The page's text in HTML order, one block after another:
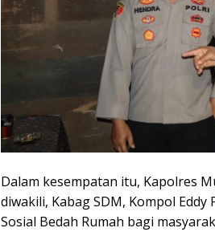
Dalam kesempatan itu, Kapolres
diwakili, Kabag SDM, Kompol
Sosial Bedah Rumah bagi